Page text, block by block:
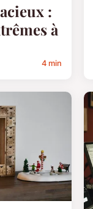
:
à
4 min